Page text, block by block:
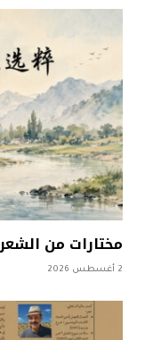
مختارات من
2 أغسطس 2026